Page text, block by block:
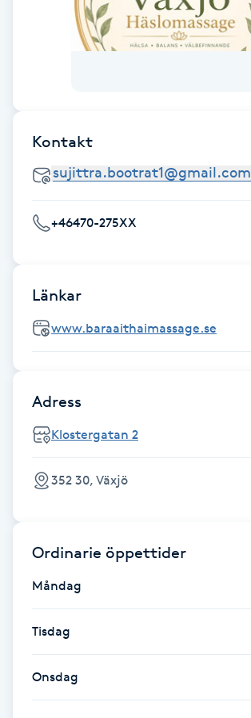
Fransar
Fransborttagning
Fransförlängning Volym
Fransk manikyr
Frekvensterapi
Friskvårdsmassage
Funktionsanalys
Kontakt
+46470-275XX
Länkar
www.baraaithaimassage.se
Adress
Klostergatan 2
352 30, Växjö
Ordinarie öppettider
Måndag
Tisdag
Onsdag